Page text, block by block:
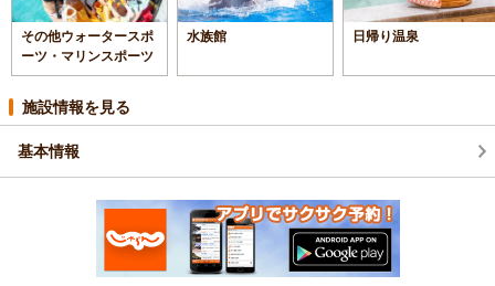
その他ウォータースポ
ーツ・マリンスポーツ
水族館 日帰り温泉
施設情報を見る
基本情報